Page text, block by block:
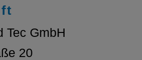
Tec GmbH
20